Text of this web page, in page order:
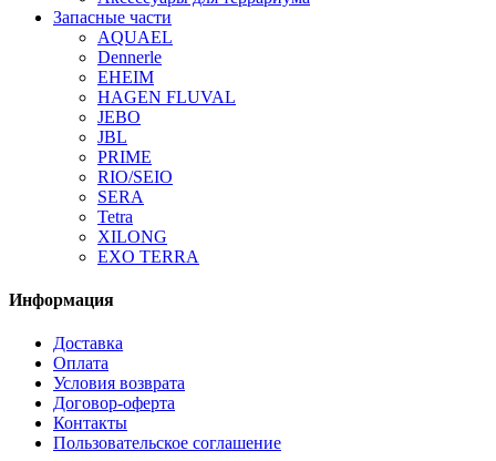
Запасные части
AQUAEL
Dennerle
EHEIM
HAGEN FLUVAL
JEBO
JBL
PRIME
RIO/SEIO
SERA
Tetra
XILONG
EXO TERRA
Информация
Доставка
Оплата
Условия возврата
Договор-оферта
Контакты
Пользовательское соглашение